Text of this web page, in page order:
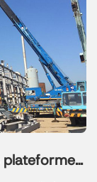
plateformes